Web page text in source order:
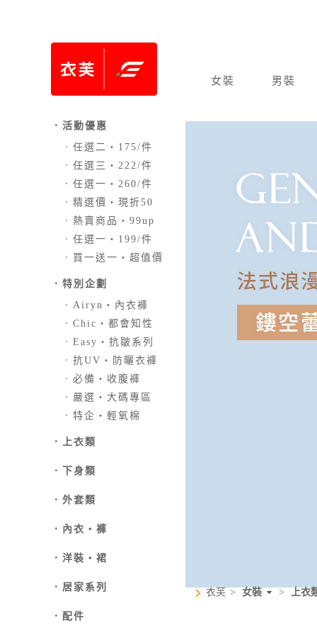
女裝 男裝
．活動優惠
． 任選二‧175/件
． 任選三‧222/件
． 任選一‧260/件
． 精選價‧現折50
． 熱賣商品‧99up
． 任選一‧199/件
． 買一送一‧超值價
． 特別企劃
． Airyn‧內衣褲
． Chic‧都會知性
． Easy‧抗皺系列
． 抗UV‧防曬衣褲
． 必備‧收腹褲
． 嚴選‧大碼專區
． 特企‧輕氧棉
． 上衣類
． 下身類
．外套類
． 內衣‧褲
． 洋裝‧裙
． 居家系列
． 配件
衣芙 > 女裝 > 上衣